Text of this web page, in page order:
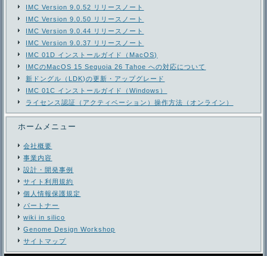
IMC Version 9.0.52 リリースノート
IMC Version 9.0.50 リリースノート
IMC Version 9.0.44 リリースノート
IMC Version 9.0.37 リリースノート
IMC 01D インストールガイド（MacOS)
IMCのMacOS 15 Sequoia 26 Tahoe への対応について
新ドングル（LDK)の更新・アップグレード
IMC 01C インストールガイド（Windows）
ライセンス認証（アクティベーション）操作方法（オンライン）
ホームメニュー
会社概要
事業内容
設計・開発事例
サイト利用規約
個人情報保護規定
パートナー
wiki in silico
Genome Design Workshop
サイトマップ